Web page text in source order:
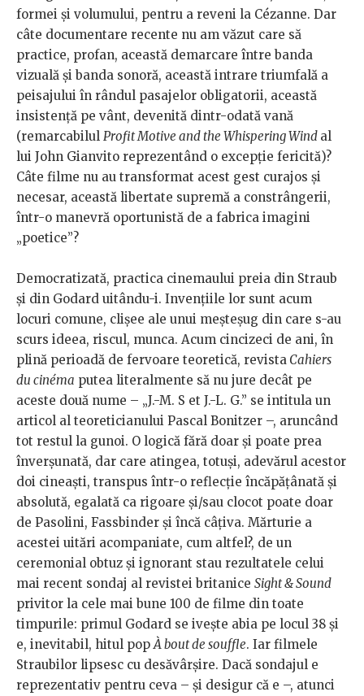
formei și volumului, pentru a reveni la Cézanne. Dar
câte documentare recente nu am văzut care să
practice, profan, această demarcare între banda
vizuală și banda sonoră, această intrare triumfală a
peisajului în rândul pasajelor obligatorii, această
insistență pe vânt, devenită dintr-odată vană
(remarcabilul Profit Motive and the Whispering Wind al
lui John Gianvito reprezentând o excepție fericită)?
Câte filme nu au transformat acest gest curajos și
necesar, această libertate supremă a constrângerii,
într-o manevră oportunistă de a fabrica imagini
„poetice”?
Democratizată, practica cinemaului preia din Straub
și din Godard uitându-i. Invențiile lor sunt acum
locuri comune, clișee ale unui meșteșug din care s-au
scurs ideea, riscul, munca. Acum cincizeci de ani, în
plină perioadă de fervoare teoretică, revista Cahiers
du cinéma putea literalmente să nu jure decât pe
aceste două nume – „J.-M. S et J.-L. G.” se intitula un
articol al teoreticianului Pascal Bonitzer –, aruncând
tot restul la gunoi. O logică fără doar și poate prea
înverșunată, dar care atingea, totuși, adevărul acestor
doi cineaști, transpus într-o reflecție încăpățânată și
absolută, egalată ca rigoare și/sau clocot poate doar
de Pasolini, Fassbinder și încă câțiva. Mărturie a
acestei uitări acompaniate, cum altfel?, de un
ceremonial obtuz și ignorant stau rezultatele celui
mai recent sondaj al revistei britanice Sight & Sound
privitor la cele mai bune 100 de filme din toate
timpurile: primul Godard se ivește abia pe locul 38 și
e, inevitabil, hitul popÀ bout de souffle. Iar filmele
Straubilor lipsesc cu desăvârșire. Dacă sondajul e
reprezentativ pentru ceva – și desigur că e –, atunci